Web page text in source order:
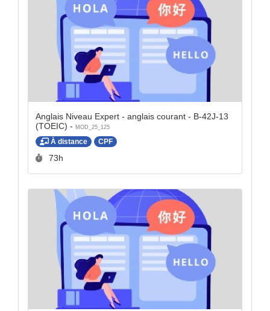
Anglais Niveau Expert - anglais courant - B-42J-13
(TOEIC) - MOD_25_125
À distance CPF
Durée :
73h